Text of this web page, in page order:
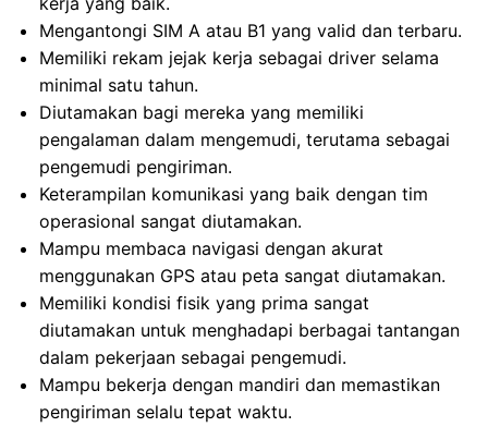
Mengantongi SIM A atau B1 yang valid dan terbaru.
Memiliki rekam jejak kerja sebagai driver selama
minimal satu tahun.
Diutamakan bagi mereka yang memiliki
pengalaman dalam mengemudi, terutama sebagai
pengemudi pengiriman.
Keterampilan komunikasi yang baik dengan tim
operasional sangat diutamakan.
Mampu membaca navigasi dengan akurat
menggunakan GPS atau peta sangat diutamakan.
Memiliki kondisi fisik yang prima sangat
diutamakan untuk menghadapi berbagai tantangan
dalam pekerjaan sebagai pengemudi.
Mampu bekerja dengan mandiri dan memastikan
pengiriman selalu tepat waktu.